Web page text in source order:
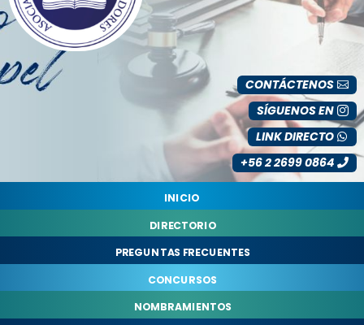
CONTÁCTENOS
SÍGUENOS EN
LINK DIRECTO
+56 2 2699 0864
INICIO
DIRECTORIO
PREGUNTAS FRECUENTES
CONCURSOS
NOMBRAMIENTOS